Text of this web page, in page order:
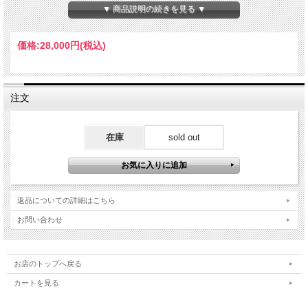
▼ 商品説明の続きを見る ▼
価格:28,000円(税込)
注文
在庫 sold out
返品についての詳細はこちら
お問い合わせ
お店のトップへ戻る
カートを見る